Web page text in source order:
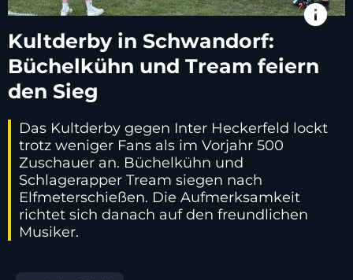
info
Kultderby in Schwandorf:
Büchelkühn und Tream feiern
den Sieg
Das Kultderby gegen Inter Heckerfeld lockt
trotz weniger Fans als im Vorjahr 500
Zuschauer an. Büchelkühn und
Schlagerapper Tream siegen nach
Elfmeterschießen. Die Aufmerksamkeit
richtet sich danach auf den freundlichen
Musiker.